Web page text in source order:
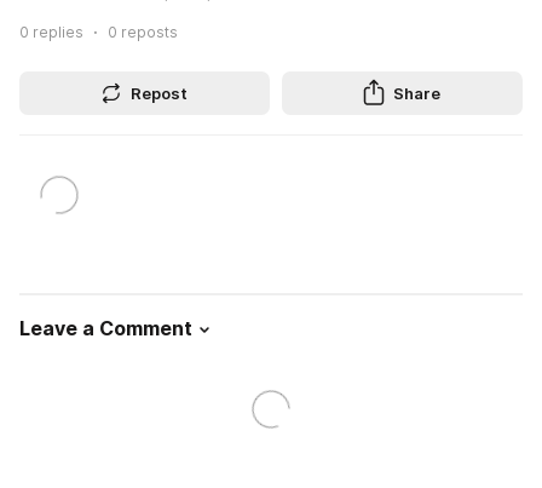
0 replies 0 reposts
Repost Share
Leave a Comment